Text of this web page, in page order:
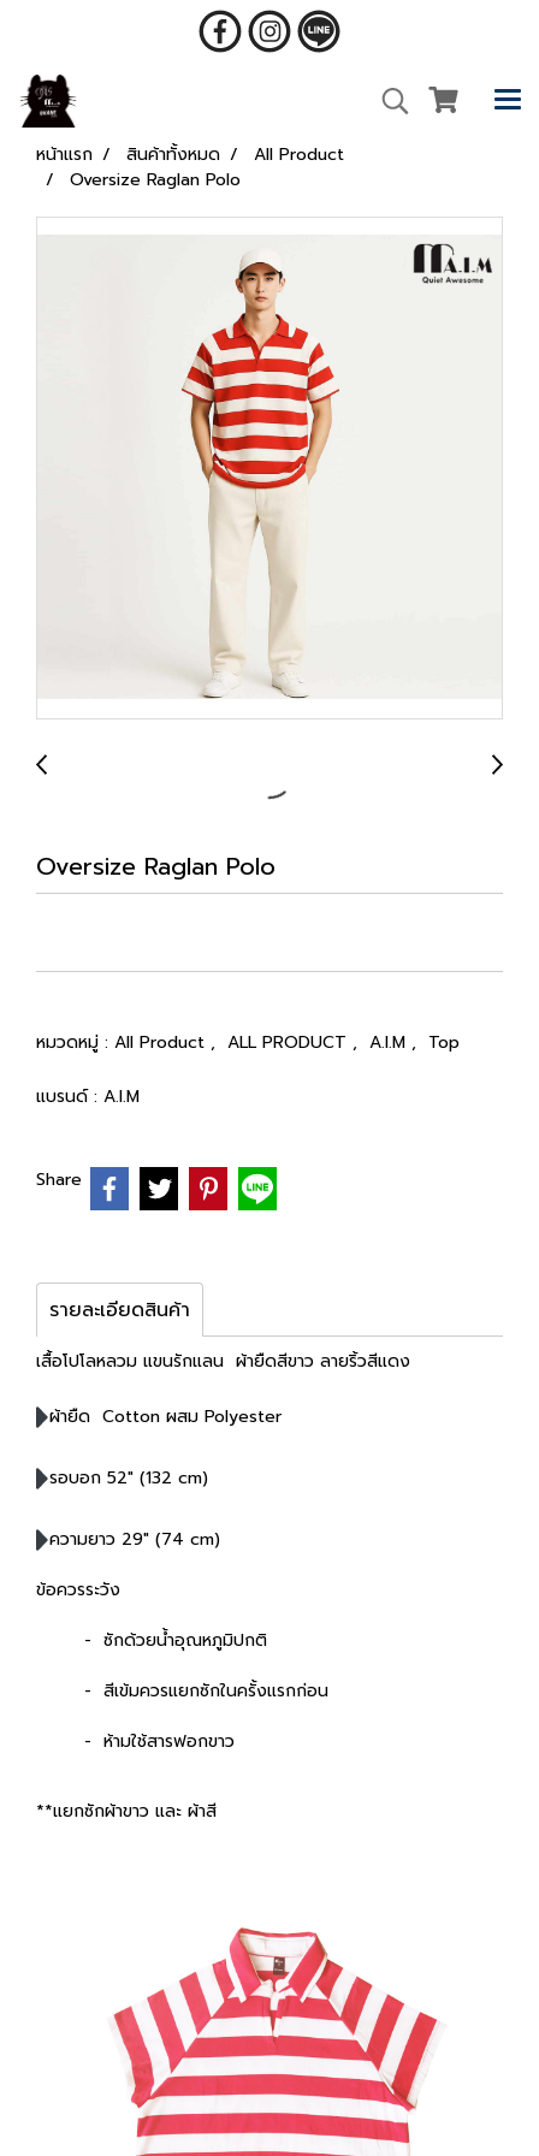
หน้าแรก สินค้าทั้งหมด
All Product
Oversize Raglan Polo
Oversize Raglan Polo
หมวดหมู่ : All Product , ALL PRODUCT , A.I.M , Top
แบรนด์ : A.I.M
Share
รายละเอียดสินค้า
เสื้อโปโลหลวม แขนรักแลน ผ้ายืดสีขาว ลายริ้วสีแดง
ผ้ายืด Cotton ผสม Polyester
รอบอก 52" (132 cm)
ความยาว 29" (74 cm)
ข้อควรระวัง
- ซักด้วยน้ำอุณหภูมิปกติ
- สีเข้มควรแยกซักในครั้งแรกก่อน
- ห้ามใช้สารฟอกขาว
**แยกซักผ้าขาว และ ผ้าสี